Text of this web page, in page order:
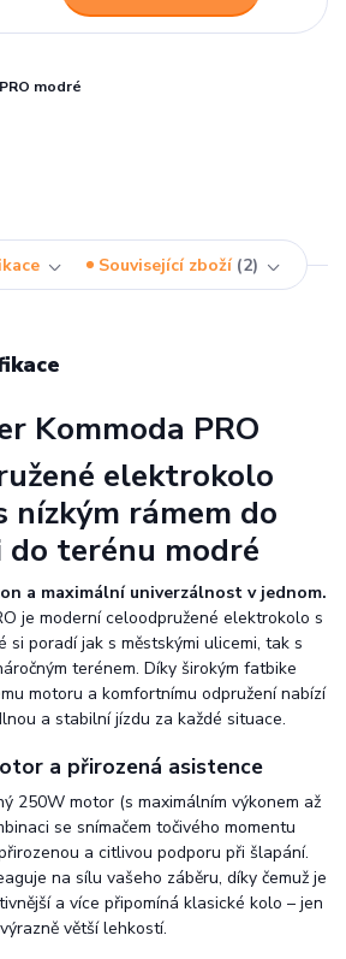
modré
Související zboží 2
Kommoda PRO
elektrokolo
nízkým rámem do
do terénu modré
a maximální univerzálnost v jednom.
je moderní celoodpružené elektrokolo s
si poradí jak s městskými ulicemi, tak s
terénem. Díky širokým fatbike
motoru a komfortnímu odpružení nabízí
a stabilní jízdu za každé situace.
a přirozená asistence
250W motor (s maximálním výkonem až
se snímačem točivého momentu
a citlivou podporu při šlapání.
na sílu vašeho záběru, díky čemuž je
a více připomíná klasické kolo – jen
větší lehkostí.